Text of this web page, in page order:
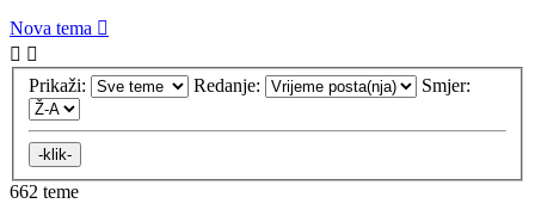
Nova tema
Prikaži: Redanje: Smjer:
662 teme